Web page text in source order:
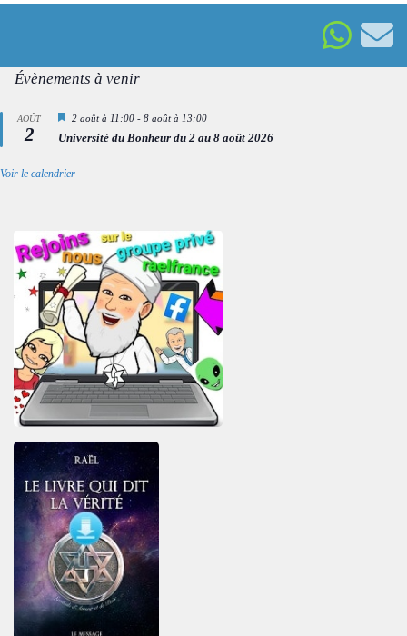
Évènements à venir
AOÛT
2
Mis
avant
2 août à 11:00 - 8 août à 13:00
Université du Bonheur du 2 au 8 août 2026
Voir le calendrier